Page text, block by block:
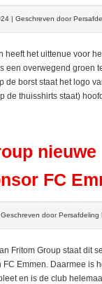
| Geschreven door
heeft het uittenue voor
een overwegend groen
de borst staat het logo
de thuisshirts staat)
nieuwe
FC
door Persafdeling
Fritom Group staat dit
Emmen. Daarmee is
en is de club